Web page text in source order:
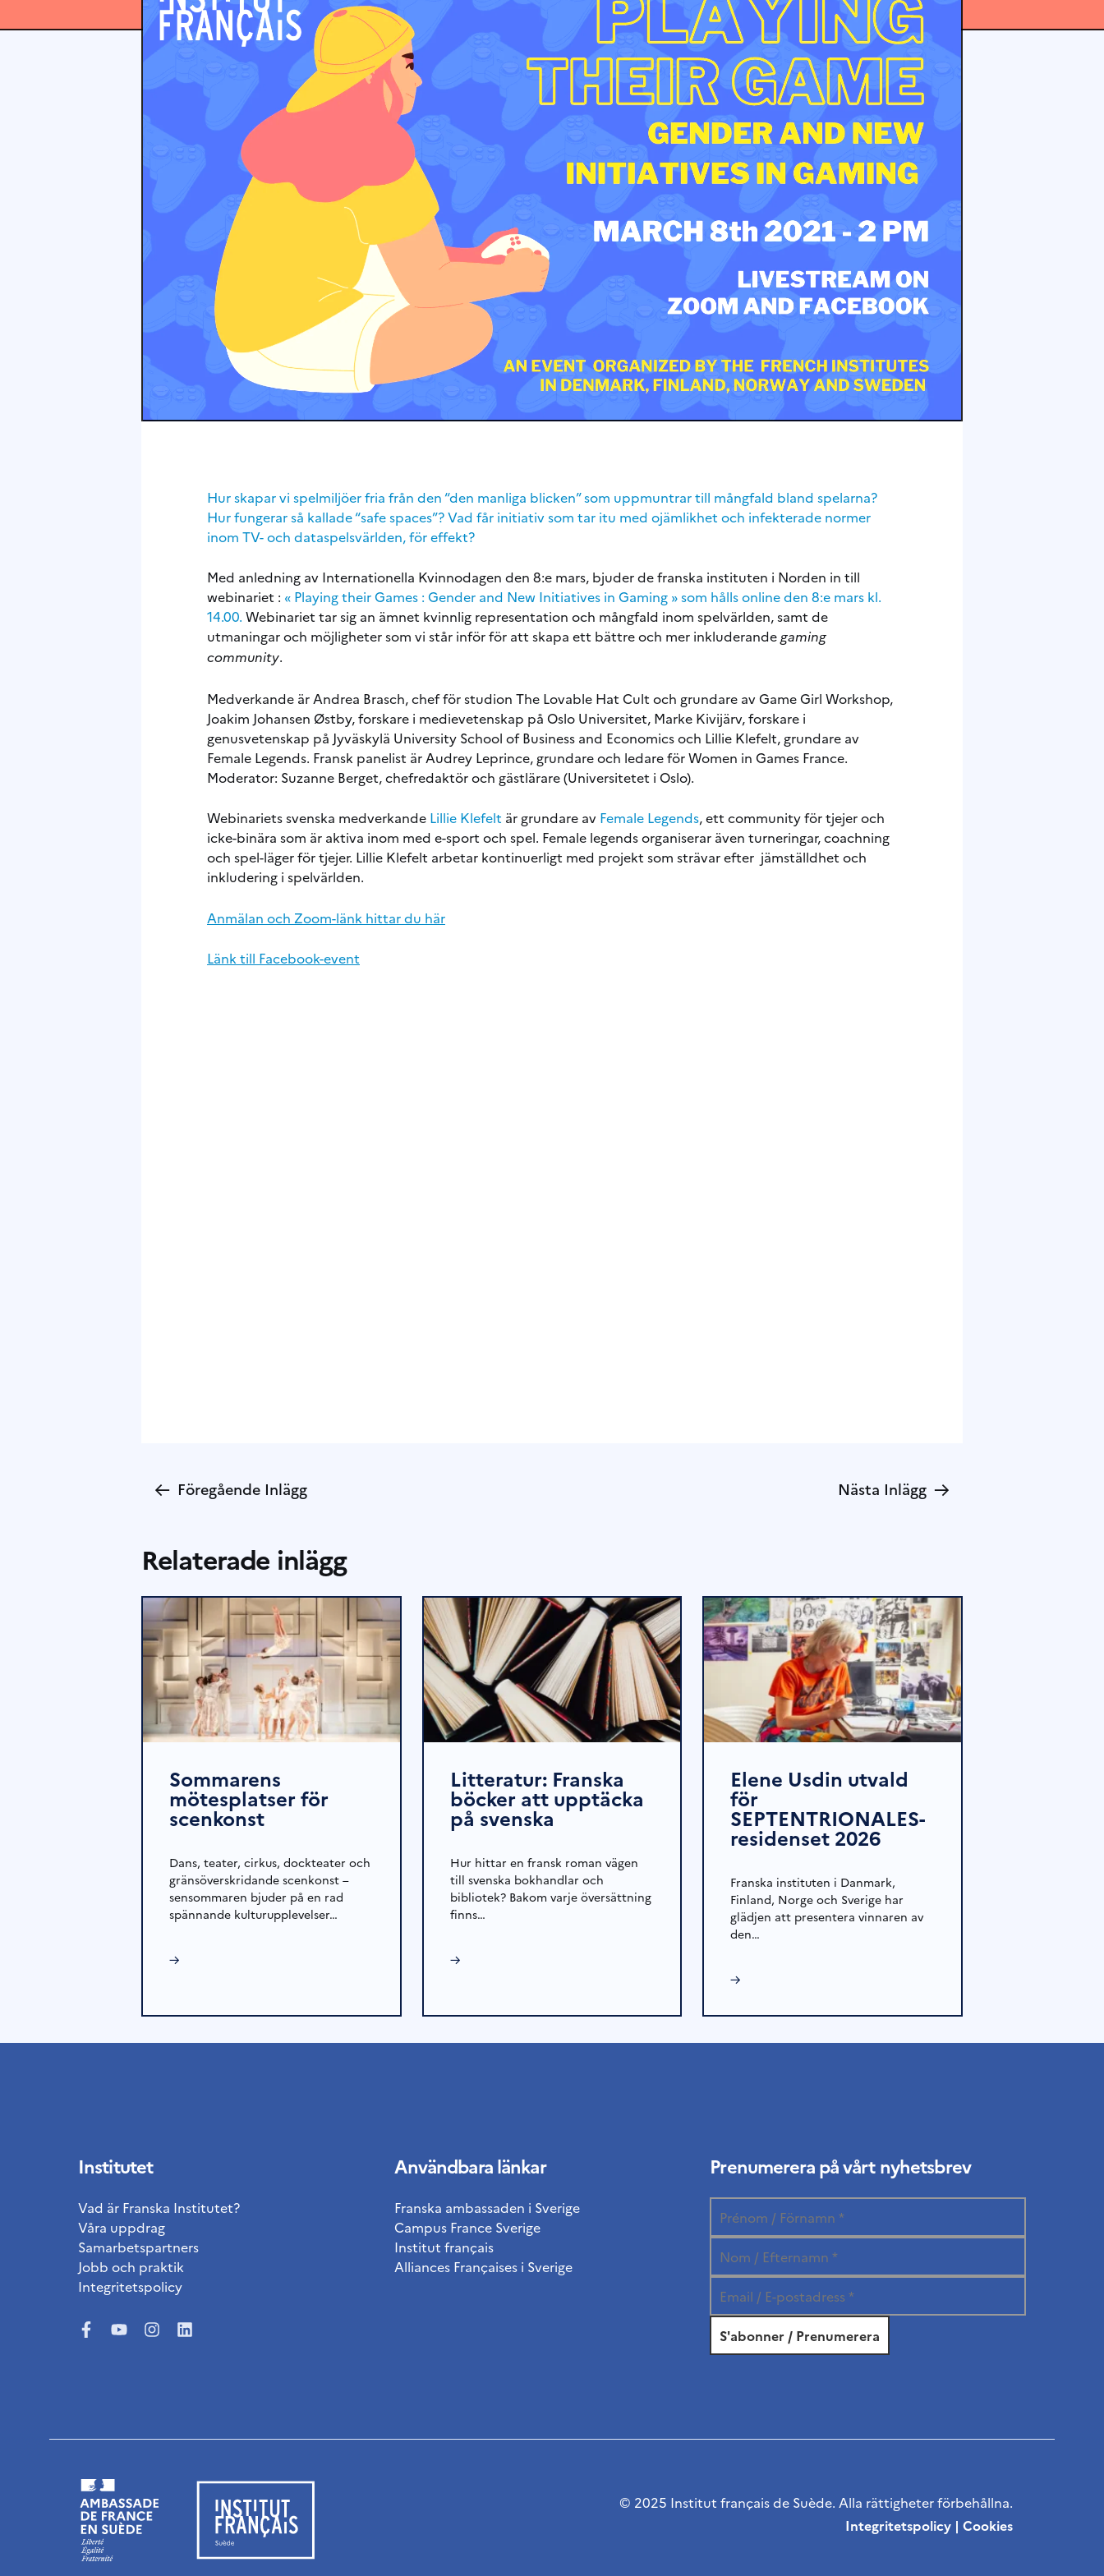
Hur skapar vi spelmiljöer fria från den “den manliga blicken” som uppmuntrar till mångfald bland spelarna?
Hur fungerar så kallade “safe spaces”? Vad får initiativ som tar itu med ojämlikhet och infekterade normer
inom TV- och dataspelsvärlden, för effekt?
Med anledning av Internationella Kvinnodagen den 8:e mars, bjuder de franska instituten i Norden in till
webinariet : « Playing their Games : Gender and New Initiatives in Gaming » som hålls online den 8:e mars kl.
14.00. Webinariet tar sig an ämnet kvinnlig representation och mångfald inom spelvärlden, samt de
utmaningar och möjligheter som vi står inför för att skapa ett bättre och mer inkluderandegaming
community.
Medverkande är Andrea Brasch, chef för studion The Lovable Hat Cult och grundare av Game Girl Workshop,
Joakim Johansen Østby, forskare i medievetenskap på Oslo Universitet, Marke Kivijärv, forskare i
genusvetenskap på Jyväskylä University School of Business and Economics och Lillie Klefelt, grundare av
Female Legends. Fransk panelist är Audrey Leprince, grundare och ledare för Women in Games France.
Moderator: Suzanne Berget, chefredaktör och gästlärare (Universitetet i Oslo).
Webinariets svenska medverkande Lillie Klefelt är grundare av Female Legends, ett community för tjejer och
icke-binära som är aktiva inom med e-sport och spel. Female legends organiserar även turneringar, coachning
och spel-läger för tjejer. Lillie Klefelt arbetar kontinuerligt med projekt som strävar efter jämställdhet och
inkludering i spelvärlden.
Anmälan och Zoom-länk hittar du här
Länk till Facebook-event
← Föregående Inlägg Nästa Inlägg →
Relaterade inlägg
Sommarens
mötesplatser för
scenkonst
Dans, teater, cirkus, dockteater och
gränsöverskridande scenkonst –
sensommaren bjuder på en rad
spännande kulturupplevelser…
→
Litteratur: Franska
böcker att upptäcka
på svenska
Hur hittar en fransk roman vägen
till svenska bokhandlar och
bibliotek? Bakom varje översättning
finns…
→
Elene Usdin utvald
för
SEPTENTRIONALES-
residenset 2026
Franska instituten i Danmark,
Finland, Norge och Sverige har
glädjen att presentera vinnaren av
den…
→
Institutet
Vad är Franska Institutet?
Våra uppdrag
Samarbetspartners
Jobb och praktik
Integritetspolicy
Användbara länkar
Franska ambassaden i Sverige
Campus France Sverige
Institut français
Alliances Françaises i Sverige
Prenumerera på vårt nyhetsbrev
© 2025 Institut français de Suède. Alla rättigheter förbehållna.
Integritetspolicy | Cookies